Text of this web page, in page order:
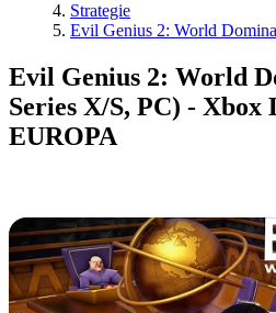
Strategie
Evil Genius 2: World
Evil Genius 2: World
Series X/S, PC) -
EUROPA